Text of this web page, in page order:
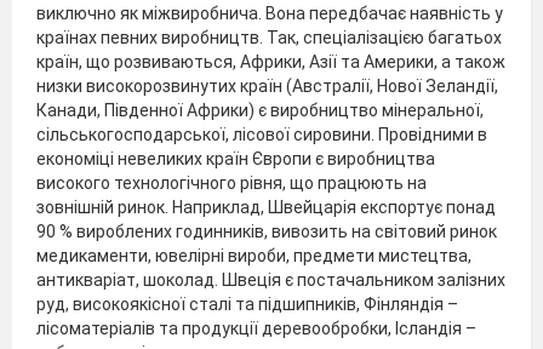
виключно як міжвиробнича. Вона передбачає наявність у
країнах певних виробництв. Так, спеціалізацією багатьох
країн, що розвиваються, Африки, Азії та Америки, а також
низки високорозвинутих країн (Австралії, Нової Зеландії,
Канади, Південної Африки) є виробництво мінеральної,
сільськогосподарської, лісової сировини. Провідними в
економіці невеликих країн Європи є виробництва
високого технологічного рівня, що працюють на
зовнішній ринок. Наприклад, Швейцарія експортує понад
90 % вироблених годинників, вивозить на світовий ринок
медикаменти, ювелірні вироби, предмети мистецтва,
антикваріат, шоколад. Швеція є постачальником залізних
руд, високоякісної сталі та підшипників, Фінляндія –
лісоматеріалів та продукції деревообробки, Ісландія –